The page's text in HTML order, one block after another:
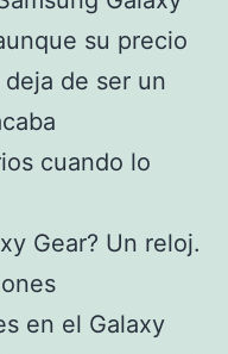
su precio
de ser un
cuando lo
Gear? Un reloj.
en el Galaxy